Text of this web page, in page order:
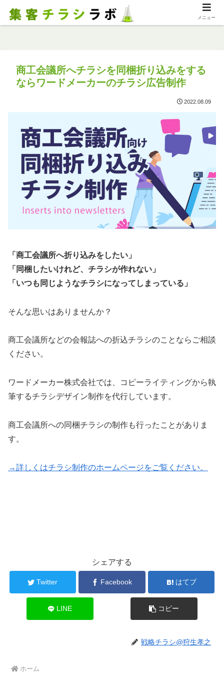
商工会議所へチラシを同梱折り込みをする
ならワードメーカーのチラシ広告制作
2022.08.09
「商工会議所へ折り込みをしたい」
「同梱したいけれど、チラシが作れない」
「いつも同じようなチラシになってしまっている」
そんな思いはありませんか？
商工会議所などの会報誌への折込チラシのことならご相談
ください。
ワードメーカー株式会社では、コピーライティングから執
筆するチラシデザイン制作を代行しています。
商工会議所への同梱チラシの制作も行ったことがありま
す。
→詳しくはチラシ制作のホームページをご覧ください。
シェアする
Twitter Facebook はてブ
LINE コピー
戦略チラシ@狩生孝之
ホーム
メニュー